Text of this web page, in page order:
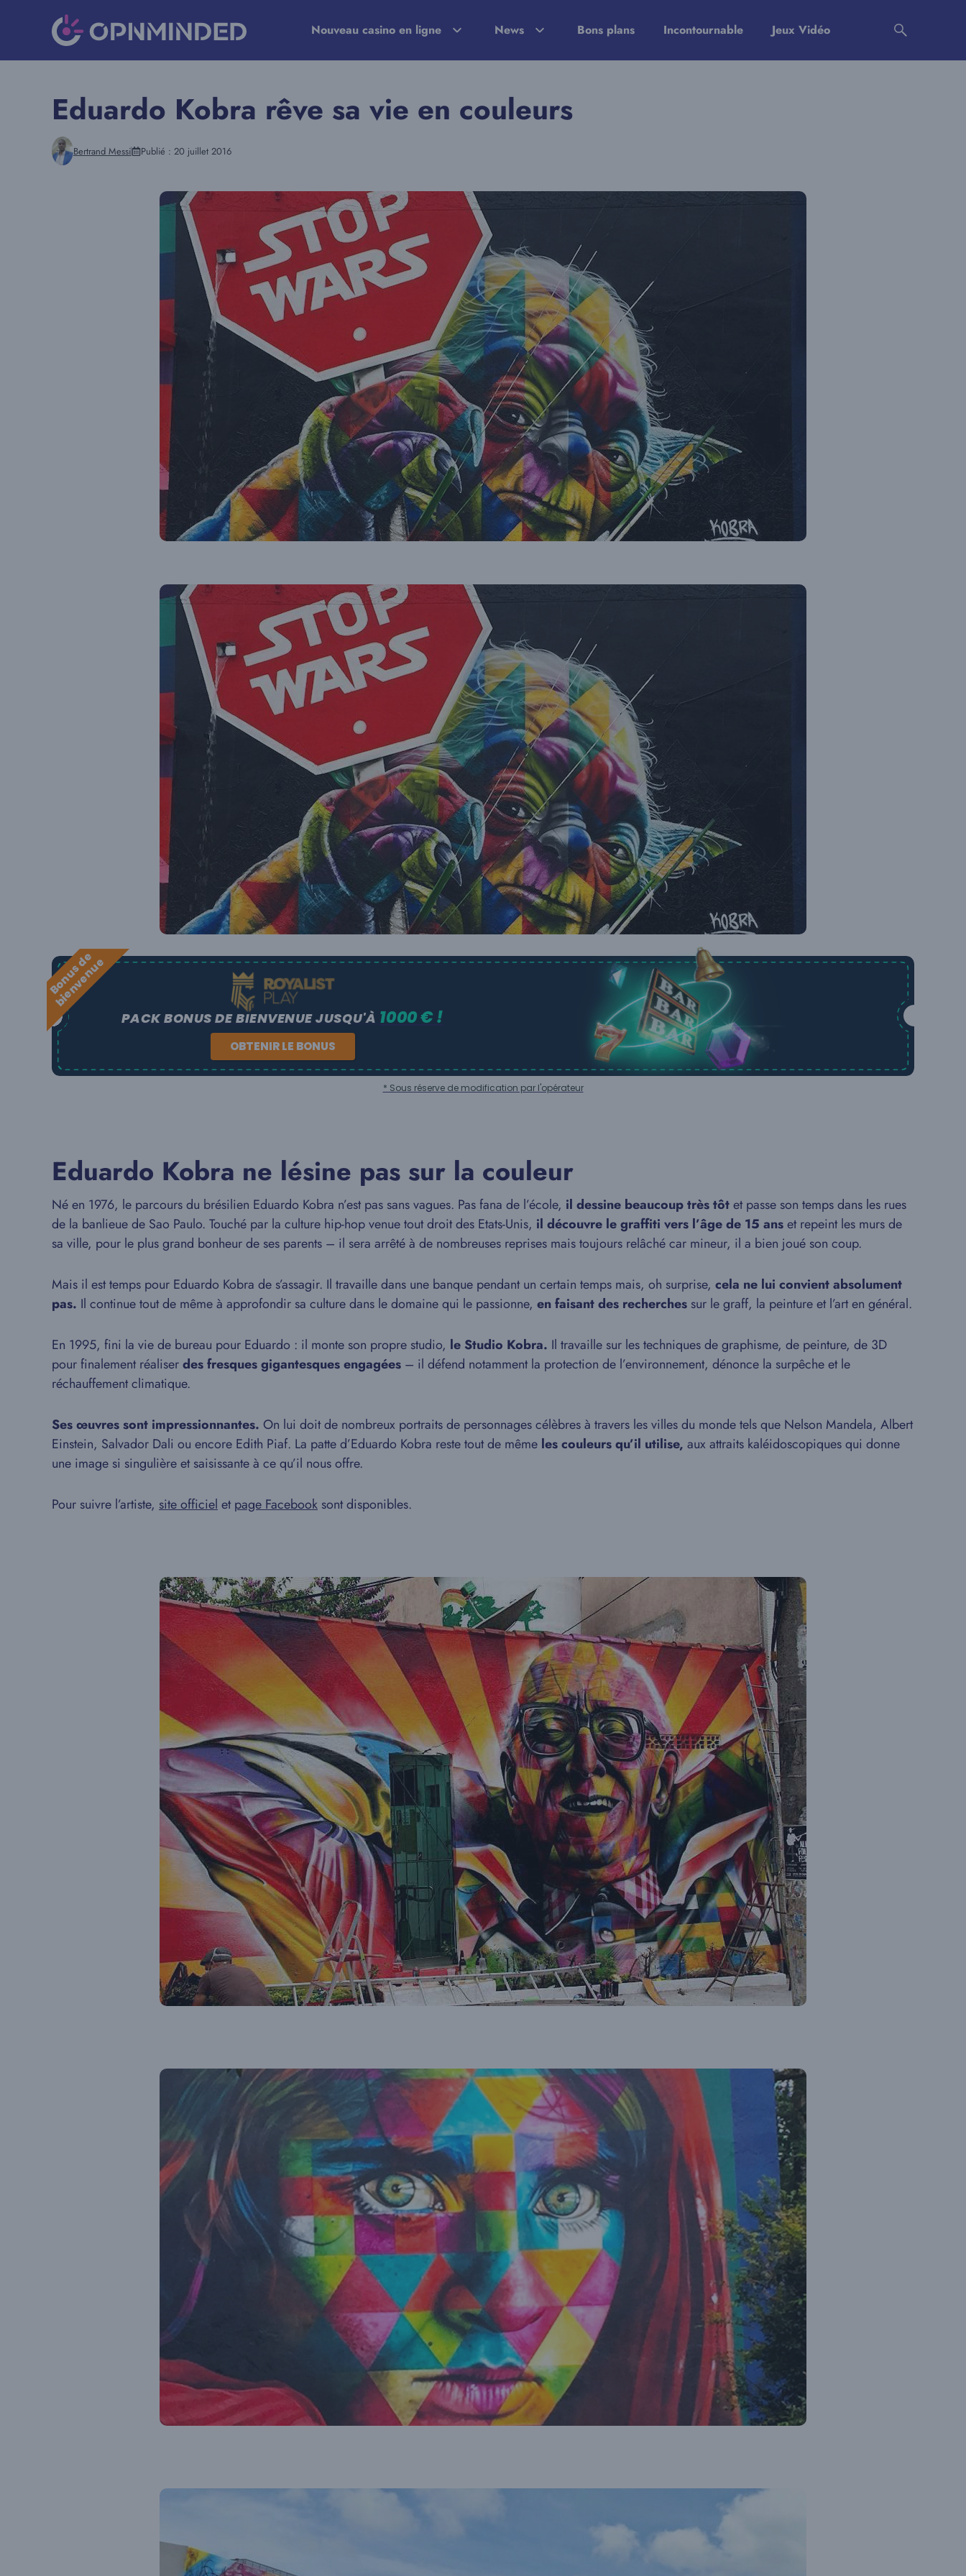
Nouveau casino en ligne News Bons plans Incontournable Jeux Vidéo
Eduardo Kobra rêve sa vie en couleurs
Bertrand Messi Publié : 20 juillet 2016
B
o
n
u
s
d
e
b
i
e
n
v
e
n
u
e
PACK BONUS DE BIENVENUE JUSQU'À 1000 € !
OBTENIR LE BONUS
* Sous réserve de modification par l'opérateur
Eduardo Kobra ne lésine pas sur la couleur
Né en 1976, le parcours du brésilien Eduardo Kobra n’est pas sans vagues. Pas fana de l’école, il dessine beaucoup très tôtet passe son temps dans les rues
de la banlieue de Sao Paulo. Touché par la culture hip-hop venue tout droit des Etats-Unis, il découvre le graffiti vers l’âge de 15 anset repeint les murs de
sa ville, pour le plus grand bonheur de ses parents – il sera arrêté à de nombreuses reprises mais toujours relâché car mineur, il a bien joué son coup.
Mais il est temps pour Eduardo Kobra de s’assagir. Il travaille dans une banque pendant un certain temps mais, oh surprise, cela ne lui convient absolument
pas. Il continue tout de même à approfondir sa culture dans le domaine qui le passionne, en faisant des recherches sur le graff, la peinture et l’art en général.
En 1995, fini la vie de bureau pour Eduardo : il monte son propre studio, le Studio Kobra. Il travaille sur les techniques de graphisme, de peinture, de 3D
pour finalement réaliserdes fresques gigantesques engagées – il défend notamment la protection de l’environnement, dénonce la surpêche et le
réchauffement climatique.
Ses œuvres sont impressionnantes. On lui doit de nombreux portraits de personnages célèbres à travers les villes du monde tels que Nelson Mandela, Albert
Einstein, Salvador Dali ou encore Edith Piaf. La patte d’Eduardo Kobra reste tout de même les couleurs qu’il utilise, aux attraits kaléidoscopiques qui donne
une image si singulière et saisissante à ce qu’il nous offre.
Pour suivre l’artiste, site officiel etpage Facebook sont disponibles.